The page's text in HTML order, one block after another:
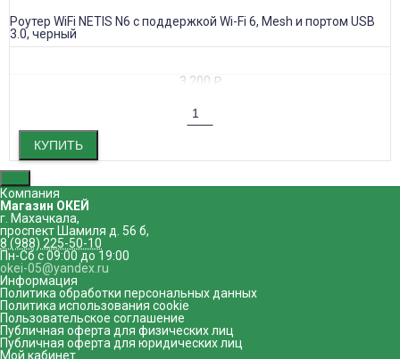
Роутер WiFi NETIS N6 с поддержкой Wi-Fi 6, Mesh и портом USB
3.0, черный
3 200 ₽
КУПИТЬ
Компания
Магазин ОКЕЙ
г. Махачкала,
проспект Шамиля д. 56 б,
8 (988) 225-50-10
Пн-Сб с 09:00 до 19:00
okei-05@yandex.ru
Информация
Политика обработки персональных данных
Политика использования cookie
Пользовательское соглашение
Публичная оферта для физических лиц
Публичная оферта для юридических лиц
Мой кабинет